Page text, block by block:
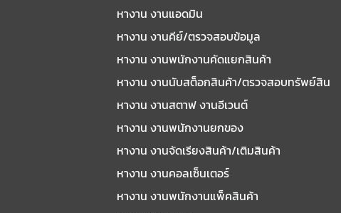
หางาน งานแอดมิน
หางาน งานคีย์/ตรวจสอบข้อมูล
หางาน งานพนักงานคัดแยกสินค้า
หางาน งานนับสต็อกสินค้า/ตรวจสอบทรัพย์สิน
หางาน งานสตาฟ งานอีเวนต์
หางาน งานพนักงานยกของ
หางาน งานจัดเรียงสินค้า/เติมสินค้า
หางาน งานคอลเซ็นเตอร์
หางาน งานพนักงานแพ็คสินค้า